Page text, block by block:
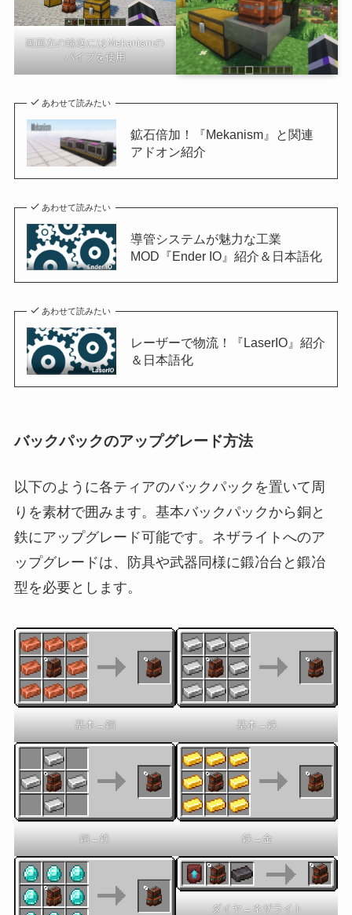
画面左の輸送にはMekanismの
パイプを使用
あわせて読みたい
鉱石倍加！『Mekanism』と関連
アドオン紹介
あわせて読みたい
導管システムが魅力な工業
MOD『Ender IO』紹介＆日本語化
あわせて読みたい
レーザーで物流！『LaserIO』紹介
＆日本語化
バックパックのアップグレード方法
以下のように各ティアのバックパックを置いて周
りを素材で囲みます。基本バックパックから銅と
鉄にアップグレード可能です。ネザライトへのア
ップグレードは、防具や武器同様に鍛冶台と鍛冶
型を必要とします。
基本→銅 基本→鉄
銅→鉄 鉄→金
ダイヤ→ネザライト